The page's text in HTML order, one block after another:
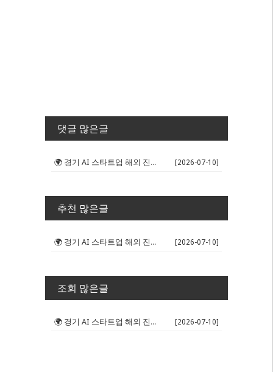
댓글 많은글
🌍 경기 AI 스타트업 해외 진출 판... [2026-07-10]
추천 많은글
🌍 경기 AI 스타트업 해외 진출 판... [2026-07-10]
조회 많은글
🌍 경기 AI 스타트업 해외 진출 판... [2026-07-10]